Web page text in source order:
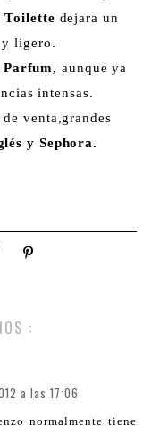
Toilette dejara un
y ligero.
Parfum, aunque ya
intensas.
venta,grandes
y Sephora.
:
a las 17:06
normalmente tiene